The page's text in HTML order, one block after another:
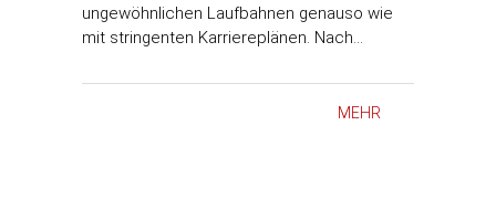
ungewöhnlichen Laufbahnen genauso wie
mit stringenten Karriereplänen. Nach…
MEHR